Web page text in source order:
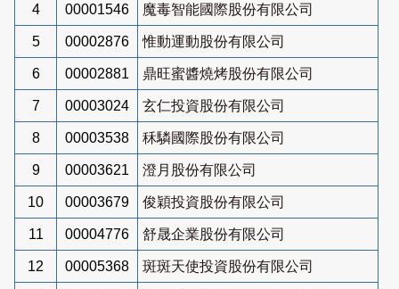
4 00001546 魔毒智能國際股份有限公司
5 00002876 惟動運動股份有限公司
6 00002881 鼎旺蜜醬燒烤股份有限公司
7 00003024 玄仁投資股份有限公司
8 00003538 秝驎國際股份有限公司
9 00003621 澄月股份有限公司
10 00003679 俊穎投資股份有限公司
11 00004776 舒晟企業股份有限公司
12 00005368 斑斑天使投資股份有限公司